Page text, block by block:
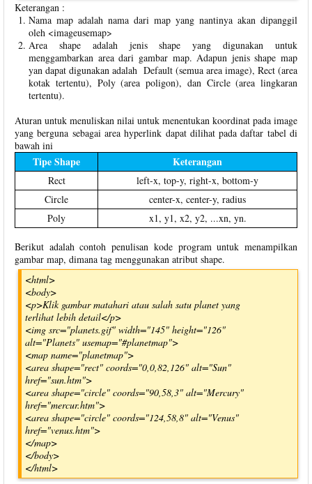
Keterangan :
Nama map adalah nama dari map yang nantinya akan dipanggil
oleh <imageusemap>
Area shape adalah jenis shape yang digunakan untuk
menggambarkan area dari gambar map. Adapun jenis shape map
yan dapat digunakan adalah Default (semua area image), Rect (area
kotak tertentu), Poly (area poligon), dan Circle (area lingkaran
tertentu).
Aturan untuk menuliskan nilai untuk menentukan koordinat pada image
yang berguna sebagai area hyperlink dapat dilihat pada daftar tabel di
bawah ini
Tipe Shape Keterangan
Rect
left-x, top-y, right-x, bottom-y
Circle
center-x, center-y, radius
Poly
x1, y1, x2, y2, ...xn, yn.
Berikut adalah contoh penulisan kode program untuk menampilkan
gambar map, dimana tag menggunakan atribut shape.
<html>
<body>
<p>Klik gambar matahari atau salah satu planet yang
terlihat lebih detail</p>
<img src="planets.gif" width="145" height="126"
alt="Planets" usemap="#planetmap">
<map name="planetmap">
<area shape="rect" coords="0,0,82,126" alt="Sun"
href="sun.htm">
<area shape="circle" coords="90,58,3" alt="Mercury"
href="mercur.htm">
<area shape="circle" coords="124,58,8" alt="Venus"
href="venus.htm">
</map>
</body>
</html>